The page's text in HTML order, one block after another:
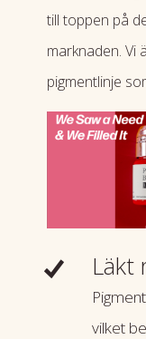
till toppen på
marknaden. Vi
pigmentlinje
Läkt
vilket